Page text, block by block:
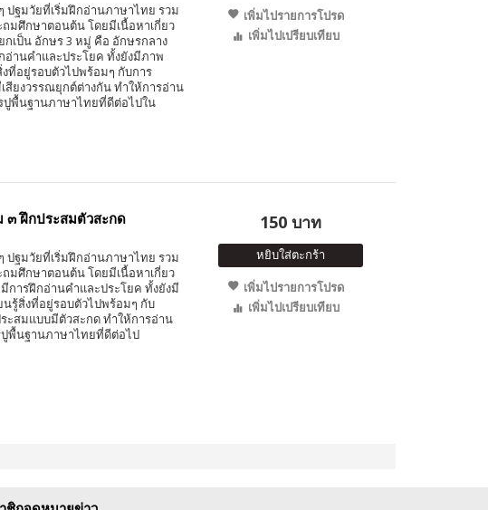
ปฐมวัยที่เริ่มฝึกอ่านภาษาไทย รวม
มศึกษาตอนต้น โดยมีเนื้อหาเกี่ยว
เป็น อักษร 3 หมู่ คือ อักษรกลาง
อ่านคำและประโยค ทั้งยังมีภาพ
ที่อยู่รอบตัวไปพร้อมๆ กับการ
ยงวรรณยุกต์ต่างกัน ทำให้การอ่าน
พื้นฐานภาษาไทยที่ดีต่อไปใน
เพิ่มไปรายการโปรด
เพิ่มไปเปรียบเทียบ
๓ ฝึกประสมตัวสะกด
ปฐมวัยที่เริ่มฝึกอ่านภาษาไทย รวม
มศึกษาตอนต้น โดยมีเนื้อหาเกี่ยว
การฝึกอ่านคำและประโยค ทั้งยังมี
นรู้สิ่งที่อยู่รอบตัวไปพร้อมๆ กับ
สมแบบมีตัวสะกด ทำให้การอ่าน
พื้นฐานภาษาไทยที่ดีต่อไป
150 บาท
หยิบใส่ตะกร้า
เพิ่มไปรายการโปรด
เพิ่มไปเปรียบเทียบ